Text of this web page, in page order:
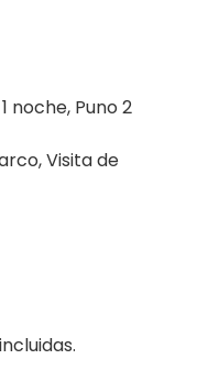
noche, Puno 2
Visita de